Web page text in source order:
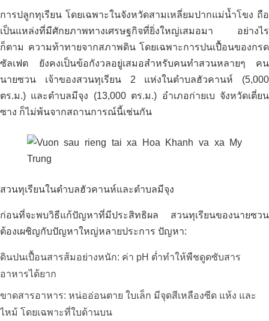
การปลูกทุเรียน โดยเฉพาะในจังหวัดสามเหลี่ยมปากแม่น้ำโขง ถือ
เป็นแหล่งที่มีศักยภาพทางเศรษฐกิจที่ยิ่งใหญ่เสมอมา อย่างไร
ก็ตาม ความท้าทายจากสภาพดิน โดยเฉพาะการปนเปื้อนของกรด
ซัลเฟต ยังคงเป็นข้อกังวลอยู่เสมอสำหรับคนทำสวนหลายๆ คน
นายซวน เจ้าของสวนทุเรียน 2 แห่งในตำบลฮัวคานห์ (5,000
ตร.ม.) และตำบลมีจุง (13,000 ตร.ม.) อำเภอก่ายเบ จังหวัดเตี่ยน
ซาง ก็ไม่พ้นจากสถานการณ์นี้เช่นกัน
สวนทุเรียนในตำบลฮัวคานห์และตำบลมีจุง
ก่อนที่จะพบวิธีแก้ปัญหาที่มีประสิทธิผล สวนทุเรียนของนายซวน
ต้องเผชิญกับปัญหาใหญ่หลายประการ ปัญหา:
ดินปนเปื้อนสารส้มอย่างหนัก: ค่า pH ต่ำทำให้พืชดูดซับสาร
อาหารได้ยาก
ขาดสารอาหาร: หน่ออ่อนตาย ใบเล็ก มีจุดสีเหลืองซีด แห้ง และ
ไหม้ โดยเฉพาะที่ใบด้านบน